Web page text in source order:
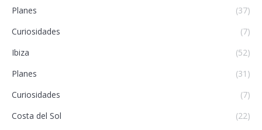
Planes
(37)
Curiosidades
(7)
Ibiza
(52)
Planes
(31)
Curiosidades
(7)
Costa del Sol
(22)